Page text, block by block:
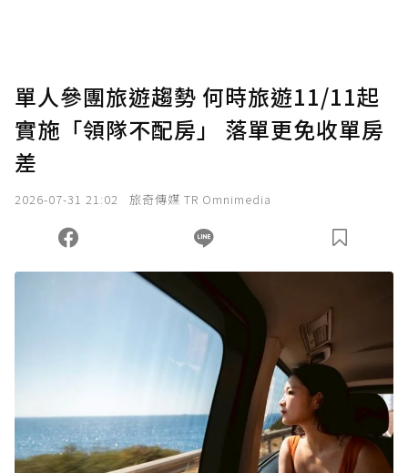
單人參團旅遊趨勢 何時旅遊11/11起
實施「領隊不配房」 落單更免收單房
差
2026-07-31 21:02 旅奇傳媒 TR Omnimedia